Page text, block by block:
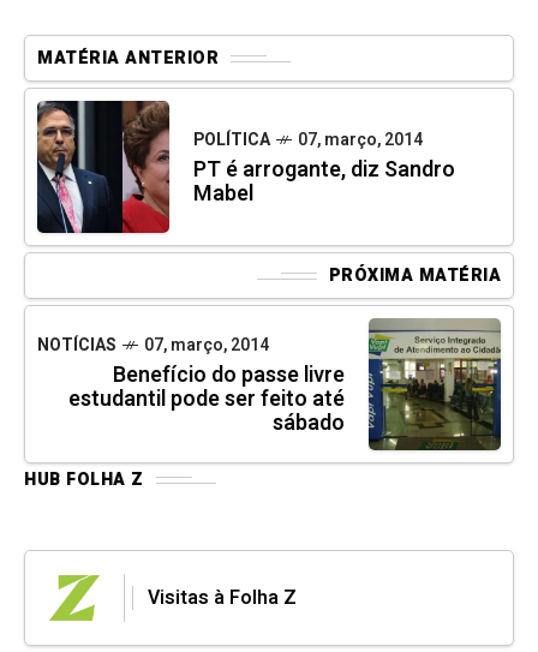
MATÉRIA ANTERIOR
POLÍTICA 07, março, 2014
PT é arrogante, diz Sandro
Mabel
PRÓXIMA MATÉRIA
NOTÍCIAS 07, março, 2014
Benefício do passe livre
estudantil pode ser feito até
sábado
HUB FOLHA Z
Visitas à Folha Z